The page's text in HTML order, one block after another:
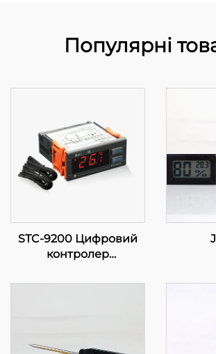
Популярні
STC-9200 Цифровий
контролер
Прогресивне,
промислових та